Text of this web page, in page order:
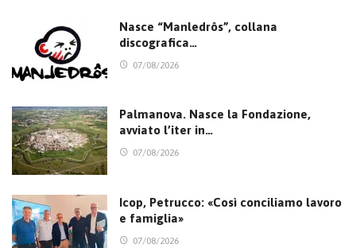
Nasce “Manledrôs”, collana
discografica…
07/08/2026
Palmanova. Nasce la Fondazione,
avviato l’iter in…
07/08/2026
Icop, Petrucco: «Così conciliamo lavoro
e famiglia»
07/08/2026